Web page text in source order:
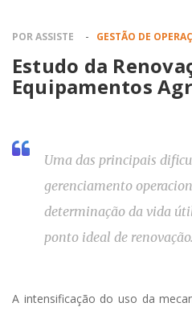
POR ASSISTE - GESTÃO DE
Estudo da
Equipamentos
Uma das principais
gerenciamento
determinação da vida
ponto ideal de renovação.
A intensificação do uso da